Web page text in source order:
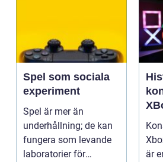
Spel som sociala
experiment
Spel är mer än
underhållning; de kan
fungera som levande
laboratorier för
är